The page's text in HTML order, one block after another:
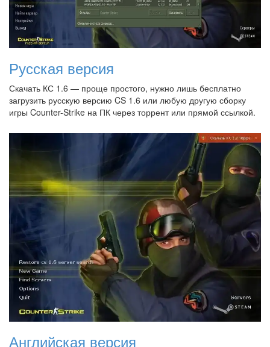
Русская версия
Скачать КС 1.6 — проще простого, нужно лишь бесплатно
загрузить русскую версию CS 1.6 или любую другую сборку
игры Counter-Strike на ПК через торрент или прямой ссылкой.
Английская версия